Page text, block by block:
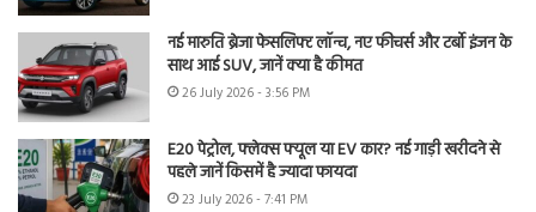
नई मारुति ब्रेजा फेसलिफ्ट लॉन्च, नए फीचर्स और टर्बो इंजन के
साथ आई SUV, जानें क्या है कीमत
26 July 2026 - 3:56 PM
E20 पेट्रोल, फ्लेक्स फ्यूल या EV कार? नई गाड़ी खरीदने से
पहले जानें किसमें है ज्यादा फायदा
23 July 2026 - 7:41 PM